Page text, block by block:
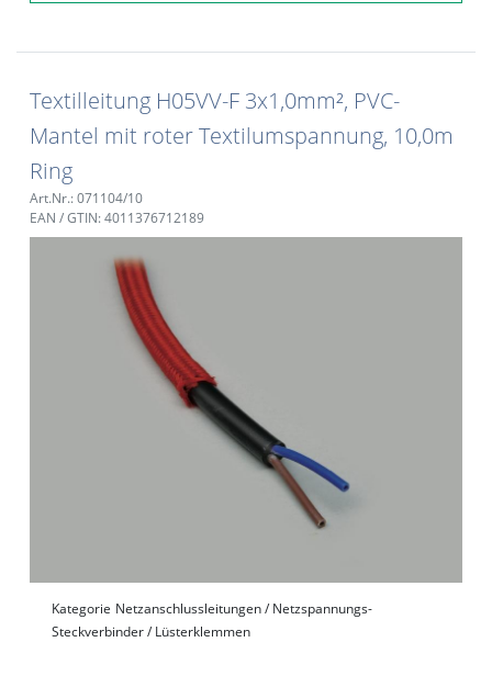
Textilleitung H05VV-F 3x1,0mm², PVC-
Mantel mit roter Textilumspannung, 10,0m
Ring
Art.Nr.: 071104/10
EAN / GTIN: 4011376712189
Kategorie Netzanschlussleitungen / Netzspannungs-
Steckverbinder / Lüsterklemmen